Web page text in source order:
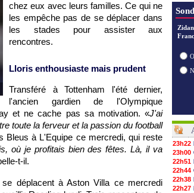
chez eux avec leurs familles. Ce qui ne
les empêche pas de se déplacer dans
les stades pour assister aux
rencontres.
Lloris enthousiaste mais prudent
Transféré à Tottenham l'été dernier,
l'ancien gardien de l'Olympique
et ne cache pas sa motivation. «J'ai
toute la ferveur et la passion du football
Bleus à L'Equipe ce mercredi, qui reste
où je profitais bien des fêtes. Là, il va
t-il.
déplacent à Aston Villa ce mercredi
23h22
23h00
22h51
22h44
22h38
22h27